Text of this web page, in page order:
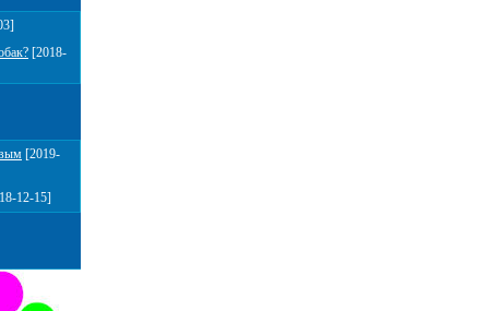
[2018-
[2019-
12-15]